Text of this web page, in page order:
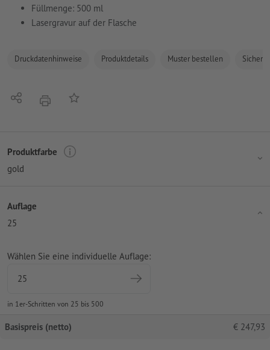
Füllmenge: 500 ml
Lasergravur auf der Flasche
Druckdatenhinweise Produktdetails Muster bestellen
Teilen DruckenAuf die Merkliste
Produktfarbe
gold
Auflage
25
Wählen Sie eine individuelle Auflage:
in 1er-Schritten von 25 bis 500
Basispreis (netto) € 247,93